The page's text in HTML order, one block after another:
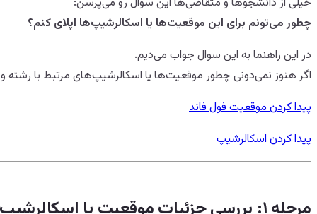
چطور می‌تونم برای این موقعیت‌ها یا اسکالرشیپ‌ها اپلای کنم؟
در این راهنما به این سوال جواب می‌دیم.
اگر هنوز نمی‌دونی چطور موقعیت‌ها یا اسکالرشیپ‌های مرتبط با رشته و
پیدا کردن موقعیت فول فاند
پیدا کردن اسکالرشیپ